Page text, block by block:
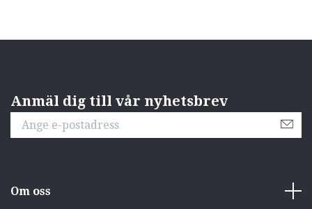
Anmäl dig till vår nyhetsbrev
Om oss